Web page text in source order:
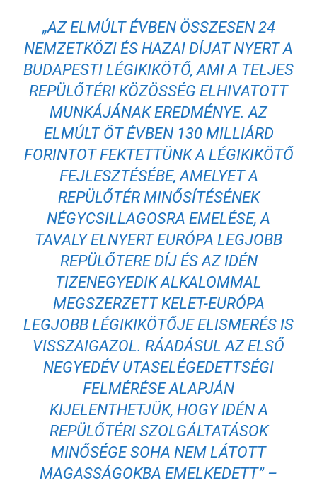
„AZ ELMÚLT ÉVBEN ÖSSZESEN 24
NEMZETKÖZI ÉS HAZAI DÍJAT NYERT A
BUDAPESTI LÉGIKIKÖTŐ, AMI A TELJES
REPÜLŐTÉRI KÖZÖSSÉG ELHIVATOTT
MUNKÁJÁNAK EREDMÉNYE. AZ
ELMÚLT ÖT ÉVBEN 130 MILLIÁRD
FORINTOT FEKTETTÜNK A LÉGIKIKÖTŐ
FEJLESZTÉSÉBE, AMELYET A
REPÜLŐTÉR MINŐSÍTÉSÉNEK
NÉGYCSILLAGOSRA EMELÉSE, A
TAVALY ELNYERT EURÓPA LEGJOBB
REPÜLŐTERE DÍJ ÉS AZ IDÉN
TIZENEGYEDIK ALKALOMMAL
MEGSZERZETT KELET-EURÓPA
LEGJOBB LÉGIKIKÖTŐJE ELISMERÉS IS
VISSZAIGAZOL. RÁADÁSUL AZ ELSŐ
NEGYEDÉV UTASELÉGEDETTSÉGI
FELMÉRÉSE ALAPJÁN
KIJELENTHETJÜK, HOGY IDÉN A
REPÜLŐTÉRI SZOLGÁLTATÁSOK
MINŐSÉGE SOHA NEM LÁTOTT
MAGASSÁGOKBA EMELKEDETT” –